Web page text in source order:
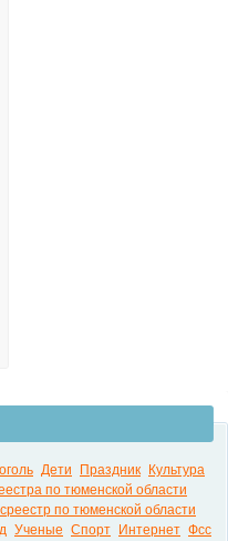
Дети Праздник
Культура
по тюменской области
по тюменской области
Ученые Спорт Интернет Фсс